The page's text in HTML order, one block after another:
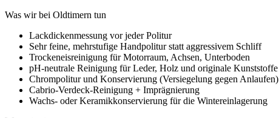
Was wir bei Oldtimern tun
Lackdickenmessung vor jeder Politur
Sehr feine, mehrstufige Handpolitur statt aggressivem Schliff
Trockeneisreinigung für Motorraum, Achsen, Unterboden
pH-neutrale Reinigung für Leder, Holz und originale Kunststoffe
Chrompolitur und Konservierung (Versiegelung gegen Anlaufen)
Cabrio-Verdeck-Reinigung + Imprägnierung
Wachs- oder Keramikkonservierung für die Wintereinlagerung